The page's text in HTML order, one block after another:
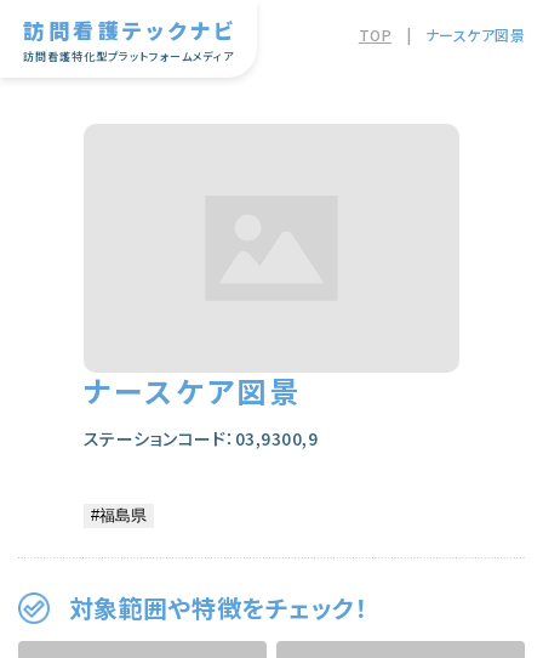
訪問看護テックナビ
訪問看護特化型プラットフォームメディア
TOP | ナースケア図景
ナースケア図景
ステーションコード：03,9300,9
対象範囲や特徴をチェック！